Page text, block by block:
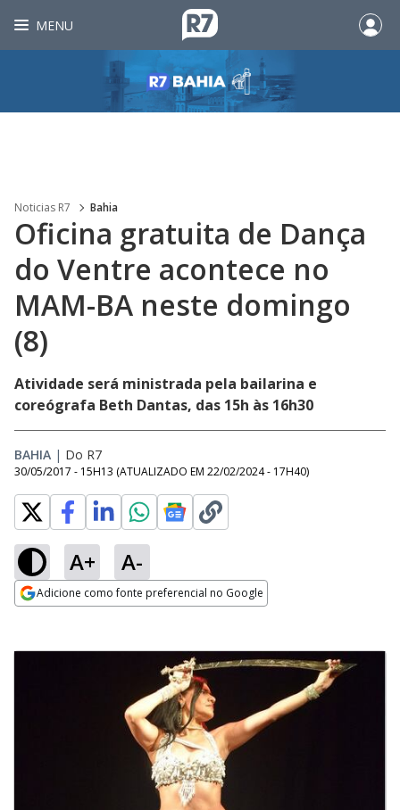
MENU
Noticias R7 Bahia
Oficina gratuita de Dança
do Ventre acontece no
MAM-BA neste domingo
(8)
Atividade será ministrada pela bailarina e
coreógrafa Beth Dantas, das 15h às 16h30
BAHIA | Do R7
30/05/2017 - 15H13 (ATUALIZADO EM 22/02/2024 - 17H40)
A+ A-
Adicione como fonte preferencial no Google